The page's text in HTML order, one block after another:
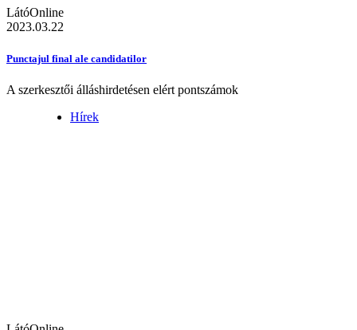
LátóOnline
2023.03.22
Punctajul final ale candidatilor
A szerkesztői álláshirdetésen elért pontszámok
Hírek